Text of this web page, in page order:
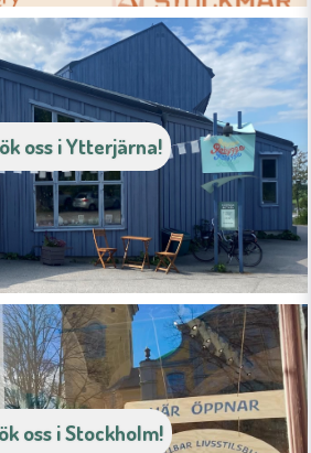
oss i Ytterjärna!
oss i Stockholm!